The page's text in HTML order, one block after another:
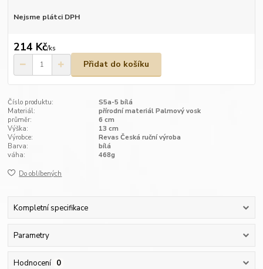
Nejsme plátci DPH
214 Kč/ks
Přidat do košíku
Číslo produktu:
S5a-5 bílá
Materiál:
přírodní materiál Palmový vosk
průměr:
6 cm
Výška:
13 cm
Výrobce:
Revas Česká ruční výroba
Barva:
bílá
váha:
468g
Do oblíbených
Kompletní specifikace
Parametry
Hodnocení 0